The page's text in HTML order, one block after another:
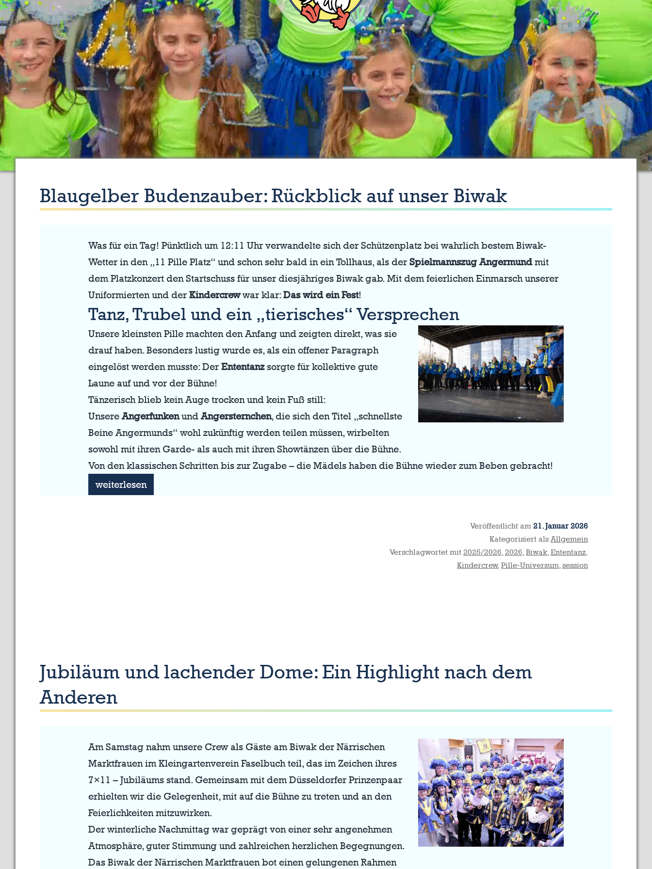
Blaugelber Budenzauber: Rückblick auf unser Biwak
Was für ein Tag! Pünktlich um 12:11 Uhr verwandelte sich der Schützenplatz bei wahrlich bestem Biwak-
Wetter in den „11 Pille Platz“ und schon sehr bald in ein Tollhaus, als der Spielmannszug Angermundmit
dem Platzkonzert den Startschuss für unser diesjähriges Biwak gab. Mit dem feierlichen Einmarsch unserer
Uniformierten und der Kindercrewwar klar:Das wird ein Fest!
Tanz, Trubel und ein „tierisches“ Versprechen
Unsere kleinsten Pille machten den Anfang und zeigten direkt, was sie
drauf haben. Besonders lustig wurde es, als ein offener Paragraph
eingelöst werden musste: Der Ententanzsorgte für kollektive gute
Laune auf und vor der Bühne!
Tänzerisch blieb kein Auge trocken und kein Fuß still:
UnsereAngerfunkenundAngersternchen, die sich den Titel „schnellste
Beine Angermunds“ wohl zukünftig werden teilen müssen, wirbelten
sowohl mit ihren Garde- als auch mit ihren Showtänzen über die Bühne.
Von den klassischen Schritten bis zur Zugabe – die Mädels haben die Bühne wieder zum Beben gebracht!
Blaugelber
weiterlesen
Veröffentlicht am 21. Januar 2026
Kategorisiert als Allgemein
Verschlagwortet mit 2025/2026,2026,Biwak,Ententanz,
Kindercrew, Pille-Universum,session
Jubiläum und lachender Dome: Ein Highlight nach dem
Anderen
Am Samstag nahm unsere Crew als Gäste am Biwak der Närrischen
Marktfrauen im Kleingartenverein Faselbuch teil, das im Zeichen ihres
7×11 – Jubiläums stand. Gemeinsam mit dem Düsseldorfer Prinzenpaar
erhielten wir die Gelegenheit, mit auf die Bühne zu treten und an den
Feierlichkeiten mitzuwirken.
Der winterliche Nachmittag war geprägt von einer sehr angenehmen
Atmosphäre, guter Stimmung und zahlreichen herzlichen Begegnungen.
Das Biwak der Närrischen Marktfrauen bot einen gelungenen Rahmen